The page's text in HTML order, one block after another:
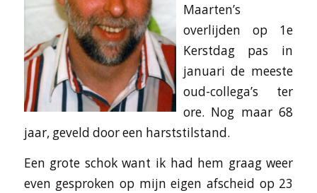
Maarten’s
overlijden op 1e
Kerstdag pas in
januari de meeste
oud-collega’s ter
ore. Nog maar 68
jaar, geveld door een harststilstand.
Een grote schok want ik had hem graag weer
even gesproken op mijn eigen afscheid op 23